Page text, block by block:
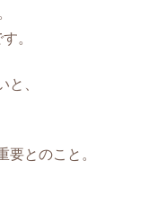
。
と、
要とのこと。